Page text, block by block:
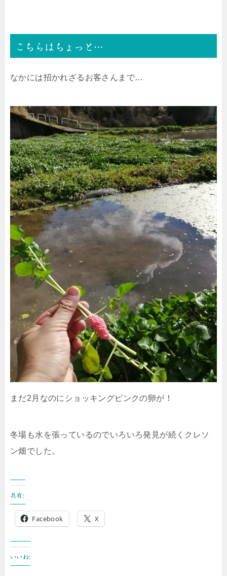
こちらはちょっと…
なかには招かれざるお客さんまで…
まだ2月なのにショッキングピンクの卵が！
冬場も水を張っているのでいろいろ発見が続くクレソ
ン畑でした。
共有:
Facebook X
いいね: